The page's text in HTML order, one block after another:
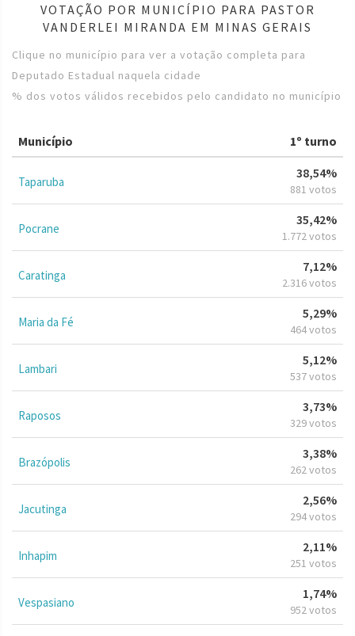
VOTAÇÃO POR MUNICÍPIO PARA PASTOR
VANDERLEI MIRANDA EM MINAS GERAIS
Clique no município para ver a votação completa para
Deputado Estadual naquela cidade
% dos votos válidos recebidos pelo candidato no município
Município 1º turno
Taparuba
38,54%
881 votos
Pocrane
35,42%
1.772 votos
Caratinga
7,12%
2.316 votos
Maria da Fé
5,29%
464 votos
Lambari
5,12%
537 votos
Raposos
3,73%
329 votos
Brazópolis
3,38%
262 votos
Jacutinga
2,56%
294 votos
Inhapim
2,11%
251 votos
Vespasiano
1,74%
952 votos